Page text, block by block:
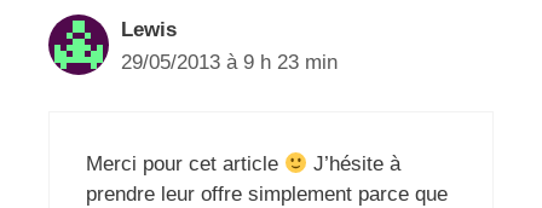
Lewis
29/05/2013 à 9 h 23 min
Merci pour cet article
J’hésite à
prendre leur offre simplement parce que